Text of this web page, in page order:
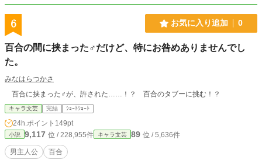
6 お気に入り追加 0
百合の間に挟まった♂だけど、特にお咎めありませんでし
た。
みなはらつかさ
百合に挟まった♂が、許された……！？ 百合のタブーに挑む！？
キャラ文芸 完結 ｼｮｰﾄｼｮｰﾄ
24h.ポイント 149pt
小説 9,117 位 / 228,955件 キャラ文芸 89 位 / 5,636件
男主人公 百合